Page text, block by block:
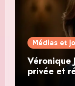
Médias et
Véronique
privée et